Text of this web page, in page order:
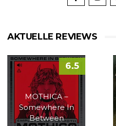
AKTUELLE REVIEWS
MOTHICA –
Somewhere In
Between
6.5